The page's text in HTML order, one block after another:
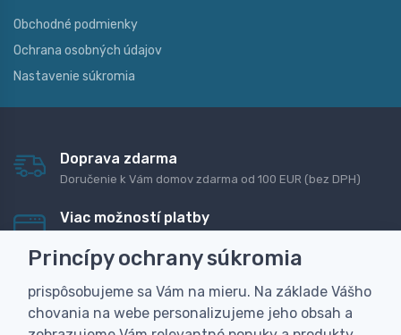
Obchodné podmienky
Ochrana osobných údajov
Nastavenie súkromia
Doprava zdarma
Doručenie k Vám domov zdarma od 100 EUR (bez DPH)
Viac možností platby
dobierku
Personalizácia
Vyrobíme Vám vlastný originálny darček
Princípy ochrany súkromia
prispôsobujeme sa Vám na mieru. Na základe Vášho
chovania na webe personalizujeme jeho obsah a